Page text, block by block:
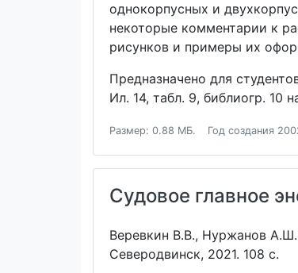
однокорпусных и
некоторые комментарии к
рисунков и примеры их
Предназначено для
Ил. 14, табл. 9, библиогр. 10
Размер: 0.88 МБ. Год создания
Судовое главное
Веревкин В.В., Нуржанов А.Ш.
Северодвинск, 2021. 108 с.